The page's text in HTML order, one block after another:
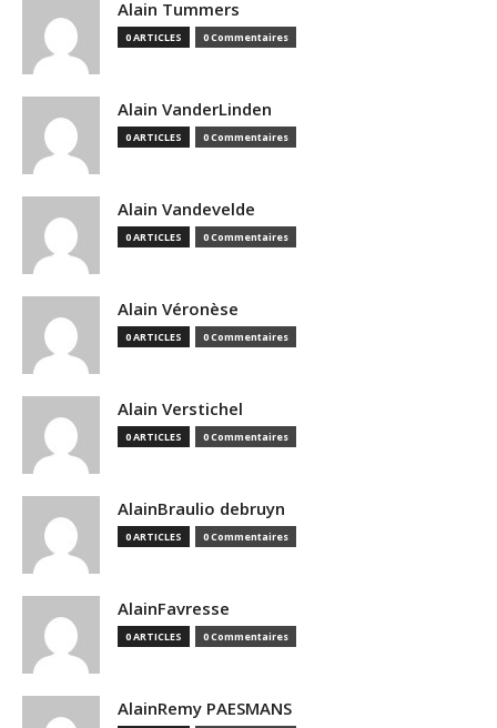
Alain Tummers
0 ARTICLES 0 Commentaires
Alain VanderLinden
0 ARTICLES 0 Commentaires
Alain Vandevelde
0 ARTICLES 0 Commentaires
Alain Véronèse
0 ARTICLES 0 Commentaires
Alain Verstichel
0 ARTICLES 0 Commentaires
AlainBraulio debruyn
0 ARTICLES 0 Commentaires
AlainFavresse
0 ARTICLES 0 Commentaires
AlainRemy PAESMANS